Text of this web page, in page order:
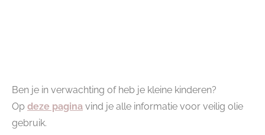
Ben je in verwachting of heb je kleine kinderen?
Op deze pagina vind je alle informatie voor veilig olie
gebruik.